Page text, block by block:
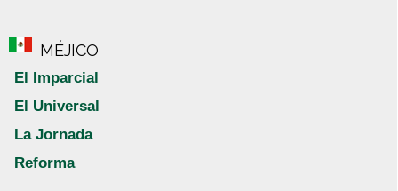
MÉJICO
El Imparcial
El Universal
La Jornada
Reforma